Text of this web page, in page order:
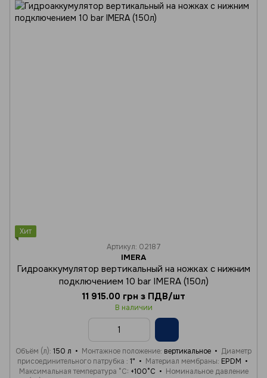
Хит
Артикул: 02187
IMERA
Гидроаккумулятор вертикальный на ножках с нижним
подключением 10 bar IMERA (150л)
11 915.00 грн з ПДВ/шт
В наличии
Объём (л) 150 л Монтажное положение вертикальное
Диаметр
присоединительного патрубка
1" Материал мембраны EPDM
Максимальная температура °C +100°C
Номинальное давление